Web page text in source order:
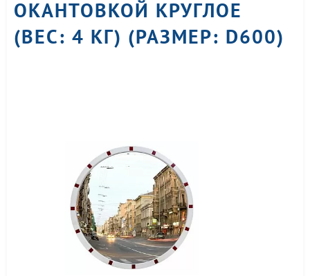
ОКАНТОВКОЙ КРУГЛОЕ
(ВЕС: 4 КГ) (РАЗМЕР: D600)